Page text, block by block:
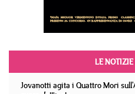
LE
Jovanotti agita i Quattro Mori